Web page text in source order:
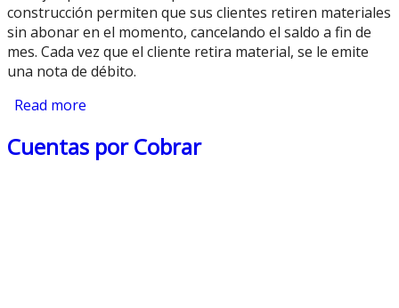
construcción permiten que sus clientes retiren materiales
sin abonar en el momento, cancelando el saldo a fin de
mes. Cada vez que el cliente retira material, se le emite
una nota de débito.
Read more
Cuentas por Cobrar